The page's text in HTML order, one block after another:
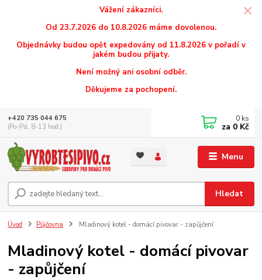
Vážení zákazníci.
Od 23.7.2026 do 10.8.2026 máme dovolenou.
Objednávky budou opět expedovány od 11.8.2026 v pořadí v
jakém budou přijaty.
Není možný ani osobní odběr.
Děkujeme za pochopení.
Menu
Hledat
+420 735 044 675
(Po-Pá, 8-13 hod.)
0 ks
za 0 Kč
Úvod Půjčovna Mladinový kotel - domácí pivovar - zapůjčení
Mladinový kotel - domácí pivovar
- zapůjčení